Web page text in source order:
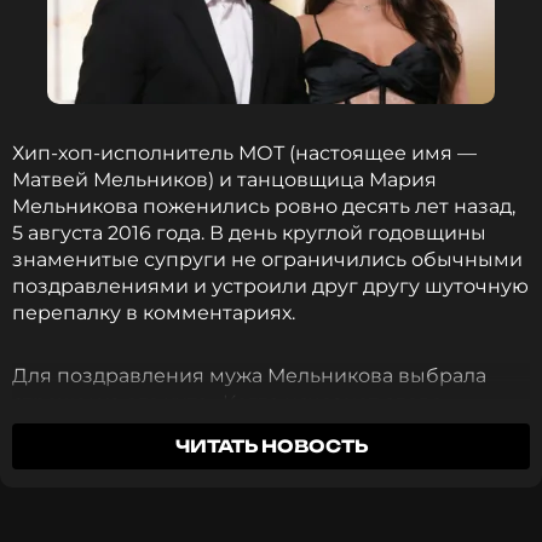
ПОДПИСАТЬСЯ
Хип-хоп-исполнитель МОТ (настоящее имя —
Матвей Мельников) и танцовщица Мария
Мельникова поженились ровно десять лет назад,
5 августа 2016 года. В день круглой годовщины
знаменитые супруги не ограничились обычными
поздравлениями и устроили друг другу шуточную
перепалку в комментариях.
Для поздравления мужа Мельникова выбрала
слегка переиначив ее под семейный юбилей:
«Спустя 10 лет брака, вдвоем, стабильно»
ЧИТАТЬ НОВОСТЬ